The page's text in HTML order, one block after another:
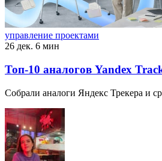
управление проектами
26 дек. 6 мин
Топ-10 аналогов Yandex
Собрали аналоги Яндекс Трекера и